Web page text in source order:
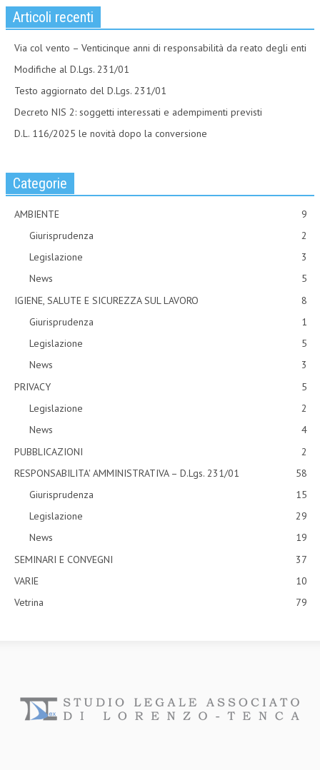
Articoli recenti
Via col vento – Venticinque anni di responsabilità da reato degli enti
Modifiche al D.Lgs. 231/01
Testo aggiornato del D.Lgs. 231/01
Decreto NIS 2: soggetti interessati e adempimenti previsti
D.L. 116/2025 le novità dopo la conversione
Categorie
AMBIENTE
9
Giurisprudenza
2
Legislazione
3
News
5
IGIENE, SALUTE E SICUREZZA SUL LAVORO
8
Giurisprudenza
1
Legislazione
5
News
3
PRIVACY
5
Legislazione
2
News
4
PUBBLICAZIONI
2
RESPONSABILITA' AMMINISTRATIVA – D.Lgs. 231/01
58
Giurisprudenza
15
Legislazione
29
News
19
SEMINARI E CONVEGNI
37
VARIE
10
Vetrina
79